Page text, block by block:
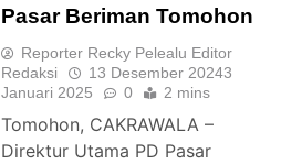
Pasar Beriman Tomohon
Reporter Recky Pelealu Editor
Redaksi
13 Desember 20243
Januari 2025
0 2 mins
Tomohon, CAKRAWALA –
Direktur Utama PD Pasar